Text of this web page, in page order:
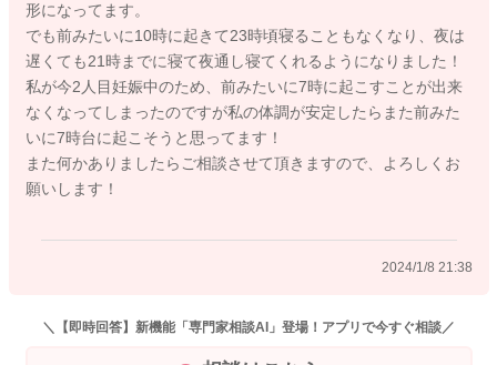
お昼寝をその分してもらってもいいと思います。
さほさんもお疲れが溜まっていることもあるのではないかなと
思います。
息子さんと一緒に休める時に休むようにしてみてくださいね。
よかったら参考になさってみてください。
どうぞよろしくお願いします。
2024/1/3 10:18
形になってます。
でも前みたいに10時に起きて23時頃寝ることもなくなり、夜は
遅くても21時までに寝て夜通し寝てくれるようになりました！
私が今2人目妊娠中のため、前みたいに7時に起こすことが出来
なくなってしまったのですが私の体調が安定したらまた前みた
いに7時台に起こそうと思ってます！
また何かありましたらご相談させて頂きますので、よろしくお
願いします！
2024/1/8 21:38
＼【即時回答】新機能「専門家相談AI」登場！アプリで今すぐ相談／